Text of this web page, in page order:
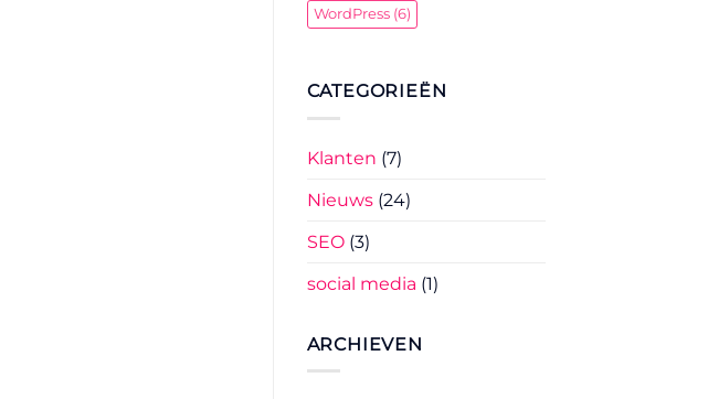
WordPress(6)
CATEGORIEËN
Klanten (7)
Nieuws(24)
SEO(3)
social media (1)
ARCHIEVEN